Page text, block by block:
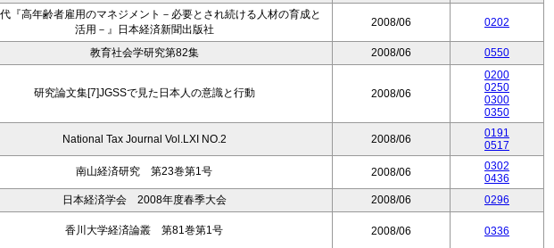
『高年齢者雇用のマネジメント－必要とされ続ける人材の育成と
活用－』日本経済新聞出版社
2008/06 0202
教育社会学研究第82集 2008/06 0550
研究論文集[7]JGSSで見た日本人の意識と行動 2008/06
0200
0250
0300
0350
National Tax Journal Vol.LXI NO.2 2008/06
0191
0517
南山経済研究 第23巻第1号 2008/06
0302
0436
日本経済学会 2008年度春季大会 2008/06
0296
香川大学経済論叢 第81巻第1号 2008/06 0336